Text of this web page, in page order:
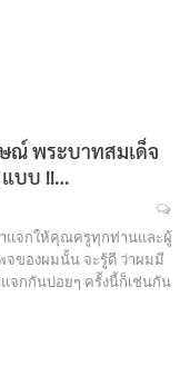
ณ์ พระบาทสมเด็จ
บบ !!…
แจกให้คุณครูทุกท่านและผู้
จของผมนั้น จะรู้ดี ว่าผมมี
จกกันบ่อยๆ ครั้งนี้ก็เช่นกัน